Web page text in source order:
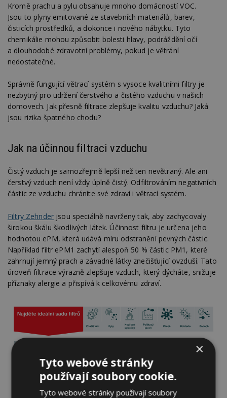
Kromě prachu a pylu obsahuje mnoho domácností VOC.
Jsou to plyny emitované ze stavebních materiálů, barev,
čisticích prostředků, a dokonce i nového nábytku. Tyto
chemikálie mohou způsobit bolesti hlavy, podráždění očí
a dlouhodobé zdravotní problémy, pokud je větrání
nedostatečné.
Správně fungující větrací systém s vysoce kvalitními filtry je
nezbytný pro udržení čerstvého a čistého vzduchu v našich
domovech. Jak přesně filtrace zlepšuje kvalitu vzduchu? Jaká
jsou rizika špatného chodu?
Jak na účinnou filtraci vzduchu
Čistý vzduch je samozřejmě lepší než ten nevětraný. Ale ani
čerstvý vzduch není vždy úplně čistý. Odfiltrováním negativních
částic ze vzduchu chráníte své zdraví i větrací systém.
Filtry Zehnderjsou speciálně navrženy tak, aby zachycovaly
širokou škálu škodlivých látek. Účinnost filtru je určena jeho
hodnotou ePM, která udává míru odstranění pevných částic.
Například filtr ePM1 zachytí alespoň 50 % částic PM1, které
zahrnují jemný prach a závadné látky znečišťující ovzduší. Tato
úroveň filtrace výrazně zlepšuje vzduch, který dýcháte, snižuje
příznaky alergie a přispívá k celkovému zdraví.
×
Tyto webové stránky
používají soubory cookie.
Tyto webové stránky používají soubory